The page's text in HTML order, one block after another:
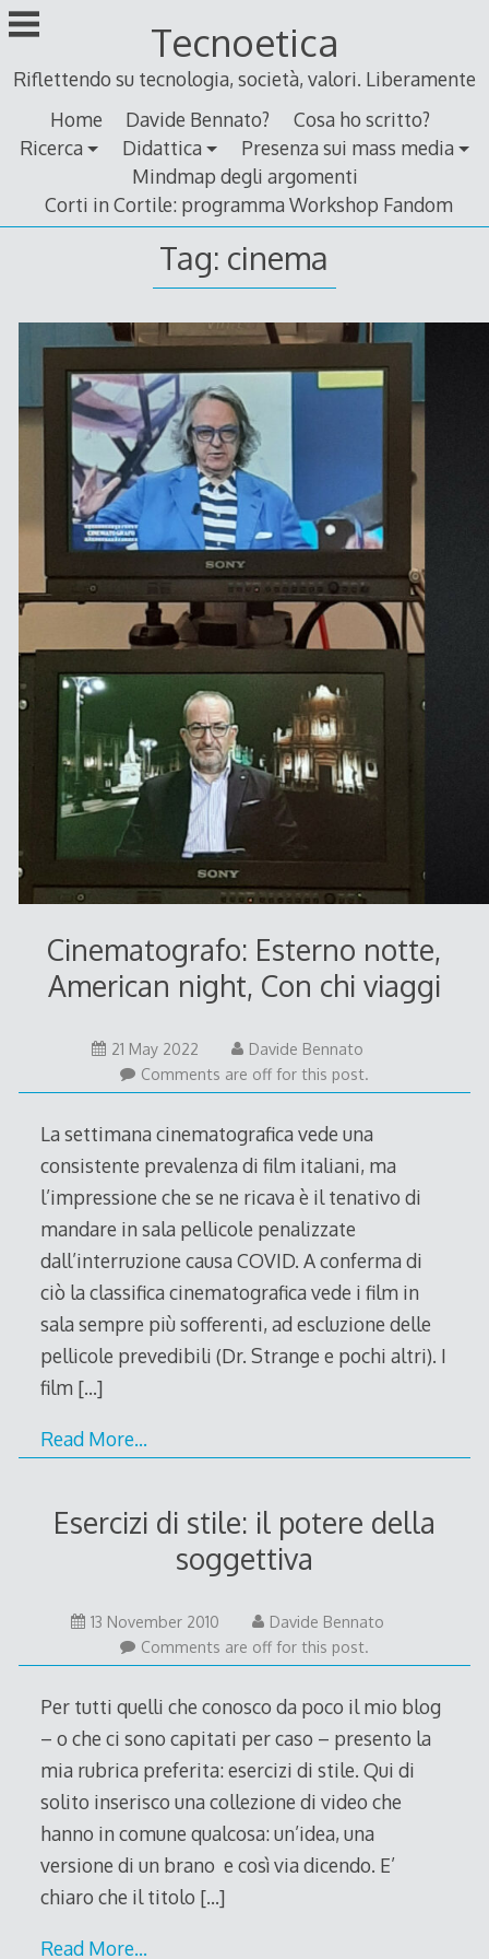
Skip
to
Tecnoetica
Riflettendo su tecnologia, società, valori. Liberamente
Home
Davide Bennato?
Cosa ho scritto?
Ricerca
Didattica
Presenza sui mass media
Mindmap degli argomenti
Corti in Cortile: programma Workshop Fandom
Tag: cinema
Cinematografo: Esterno notte,
American night, Con chi viaggi
21 May 2022
Davide Bennato
Comments are off for this post.
La settimana cinematografica vede una
consistente prevalenza di film italiani, ma
l’impressione che se ne ricava è il tenativo di
mandare in sala pellicole penalizzate
dall’interruzione causa COVID. A conferma di
ciò la classifica cinematografica vede i film in
sala sempre più sofferenti, ad escluzione delle
pellicole prevedibili (Dr. Strange e pochi altri). I
film […]
Read More…
Esercizi di stile: il potere della
soggettiva
13 November 2010
November
2010
Davide Bennato
Comments are off for this post.
Per tutti quelli che conosco da poco il mio blog
– o che ci sono capitati per caso – presento la
mia rubrica preferita: esercizi di stile. Qui di
solito inserisco una collezione di video che
hanno in comune qualcosa: un’idea, una
versione di un brano e così via dicendo. E’
chiaro che il titolo […]
Read More…